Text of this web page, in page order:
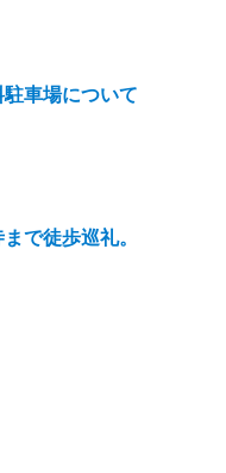
車場について
で徒歩巡礼。